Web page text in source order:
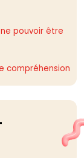
pouvoir être
compréhension